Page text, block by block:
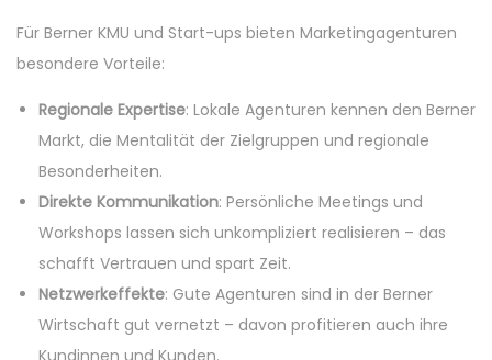
Für Berner KMU und Start-ups bieten Marketingagenturen
besondere Vorteile:
Regionale Expertise: Lokale Agenturen kennen den Berner
Markt, die Mentalität der Zielgruppen und regionale
Besonderheiten.
Direkte Kommunikation: Persönliche Meetings und
Workshops lassen sich unkompliziert realisieren – das
schafft Vertrauen und spart Zeit.
Netzwerkeffekte: Gute Agenturen sind in der Berner
Wirtschaft gut vernetzt – davon profitieren auch ihre
Kundinnen und Kunden.